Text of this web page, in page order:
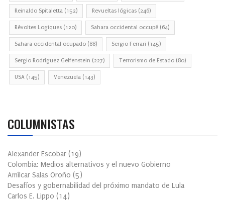
Reinaldo Spitaletta (152) Revueltas lógicas (246)
Révoltes Logiques (120) Sahara occidental occupé (64)
Sahara occidental ocupado (88) Sergio Ferrari (145)
Sergio Rodríguez Gelfenstein (227) Terrorismo de Estado (80)
USA (145) Venezuela (143)
COLUMNISTAS
Alexander Escobar (19)
Colombia: Medios alternativos y el nuevo Gobierno
Amílcar Salas Oroño (5)
Desafíos y gobernabilidad del próximo mandato de Lula
Carlos E. Lippo (14)